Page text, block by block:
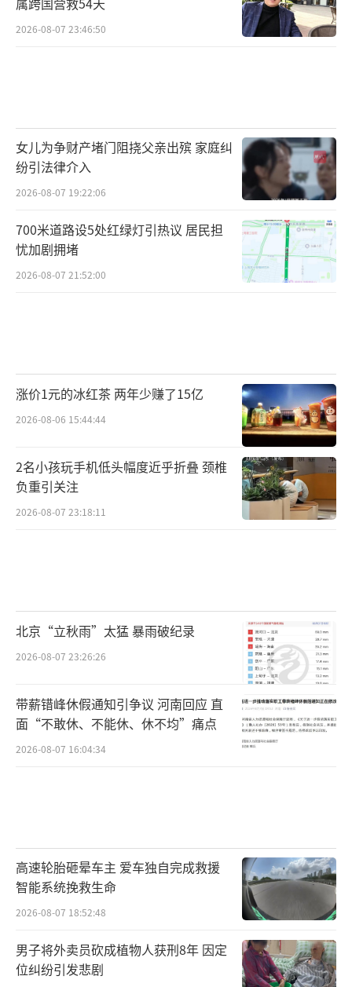
2026-08-07 23:46:50
女儿为争财产堵门阻挠父亲出殡 家庭纠
纷引法律介入
2026-08-07 19:22:06
700米道路设5处红绿灯引热议 居民担
忧加剧拥堵
2026-08-07 21:52:00
涨价1元的冰红茶 两年少赚了15亿
2026-08-06 15:44:44
2名小孩玩手机低头幅度近乎折叠 颈椎
负重引关注
2026-08-07 23:18:11
北京“立秋雨”太猛 暴雨破纪录
2026-08-07 23:26:26
带薪错峰休假通知引争议 河南回应 直
面“不敢休、不能休、休不均”痛点
2026-08-07 16:04:34
高速轮胎砸晕车主 爱车独自完成救援
智能系统挽救生命
2026-08-07 18:52:48
男子将外卖员砍成植物人获刑8年 因定
位纠纷引发悲剧